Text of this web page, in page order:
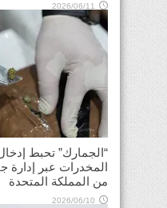
2026/06/11
المخدرات عبر إدارة
من المملكة المتحدة
2026/06/10